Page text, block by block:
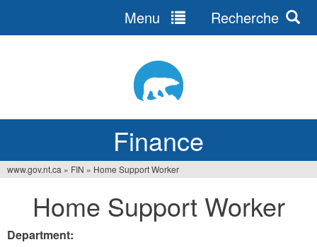
Finance
Menu Recherche
here
www.gov.nt.ca » FIN » Home Support Worker
Home Support Worker
Department: